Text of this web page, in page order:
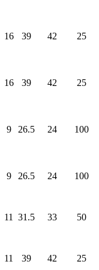
16 39 42 25
16 39 42 25
9 26.5 24 100
9 26.5 24 100
11 31.5 33 50
11 39 42 25